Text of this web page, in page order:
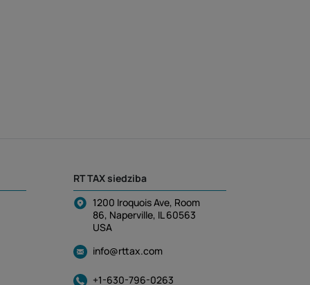
RT TAX siedziba
1200 Iroquois Ave, Room
86, Naperville, IL 60563
USA
info@rttax.com
+1-630-796-0263